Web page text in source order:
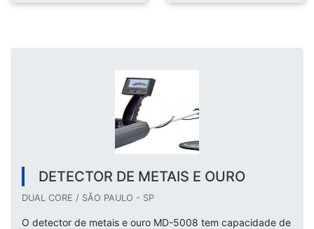
DETECTOR DE METAIS E OURO
DUAL CORE / SÃO PAULO - SP
O detector de metais e ouro MD-5008 tem capacidade de